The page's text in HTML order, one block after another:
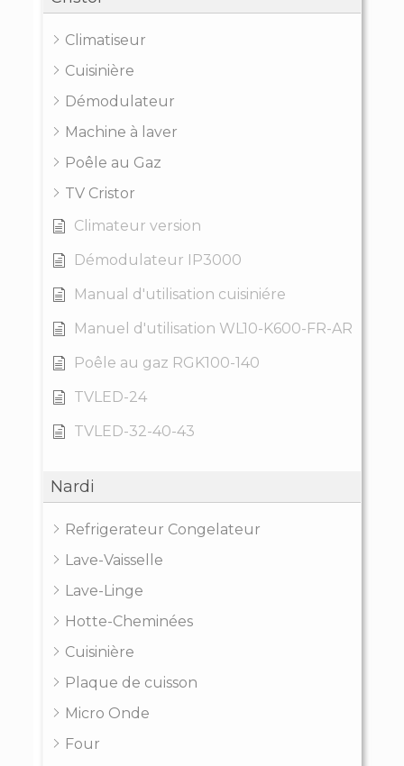
Climatiseur
Cuisinière
Démodulateur
Machine à laver
Poêle au Gaz
TV Cristor
Climateur version
Démodulateur IP3000
Manual d'utilisation cuisiniére
Manuel d'utilisation WL10-K600-FR-AR
Poêle au gaz RGK100-140
TVLED-24
TVLED-32-40-43
Nardi
Refrigerateur Congelateur
Lave-Vaisselle
Lave-Linge
Hotte-Cheminées
Cuisinière
Plaque de cuisson
Micro Onde
Four